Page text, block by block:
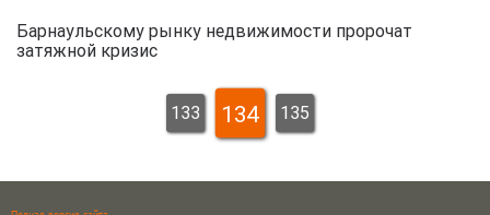
Барнаульскому рынку недвижимости пророчат
затяжной кризис
133 134 135